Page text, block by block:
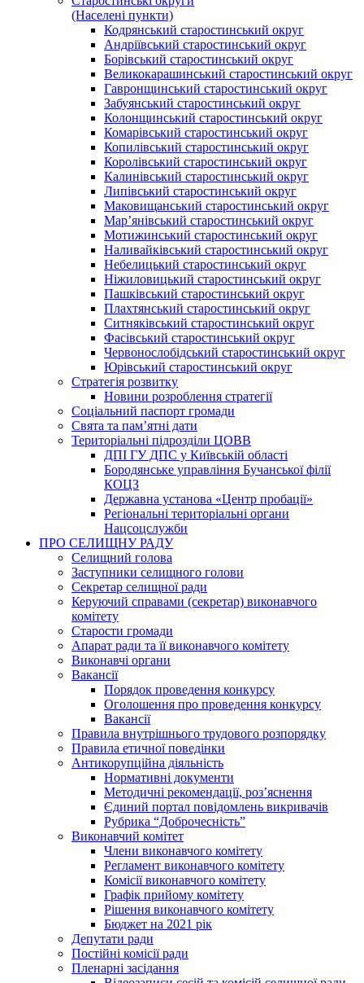
(Населені пункти)
Кодрянський старостинський округ
Андріївський старостинський округ
Борівський старостинський округ
Великокарашинський старостинський округ
Гавронщинський старостинський округ
Забуянський старостинський округ
Колонщинський старостинський округ
Комарівський старостинський округ
Копилівський старостинський округ
Королівський старостинський округ
Калинівський старостинський округ
Липівський старостинський округ
Маковищанський старостинський округ
Мар’янівський старостинський округ
Мотижинський старостинський округ
Наливайківський старостинський округ
Небелицький старостинський округ
Ніжиловицький старостинський округ
Пашківський старостинський округ
Плахтянський старостинський округ
Ситняківський старостинський округ
Фасівський старостинський округ
Червонослобідський старостинський округ
Юрівський старостинський округ
Стратегія розвитку
Новини розроблення стратегії
Соціальний паспорт громади
Свята та пам’ятні дати
Територіальні підрозділи ЦОВВ
ДПІ ГУ ДПС у Київській області
Бородянське управління Бучанської філії
КОЦЗ
Державна установа «Центр пробації»
Регіональні територіальні органи
Нацсоцслужби
ПРО СЕЛИЩНУ РАДУ
Селищний голова
Заступники селищного голови
Секретар селищної ради
Керуючий справами (секретар) виконавчого
комітету
Старости громади
Апарат ради та її виконавчого комітету
Виконавчі органи
Вакансії
Порядок проведення конкурсу
Оголошення про проведення конкурсу
Вакансії
Правила внутрішнього трудового розпорядку
Правила етичної поведінки
Антикорупційна діяльність
Нормативні документи
Методичні рекомендації, роз’яснення
Єдиний портал повідомлень викривачів
Рубрика “Доброчесність”
Виконавчий комітет
Члени виконавчого комітету
Регламент виконавчого комітету
Комісії виконавчого комітету
Графік прийому комітету
Рішення виконавчого комітету
Бюджет на 2021 рік
Депутати ради
Постійні комісії ради
Пленарні засідання